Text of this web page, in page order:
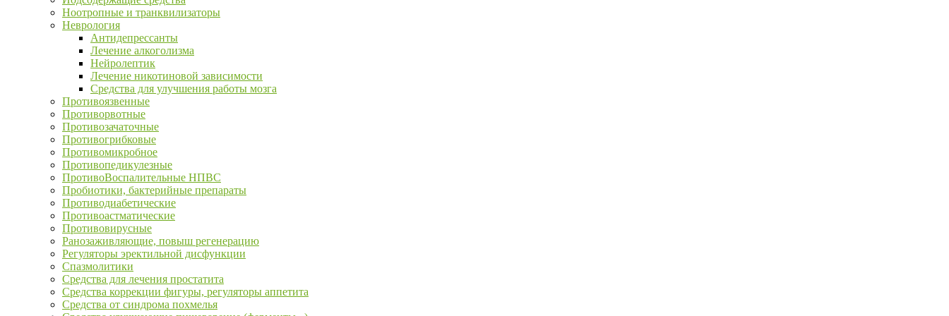
Ноотропные и транквилизаторы
Неврология
Антидепрессанты
Лечение алкоголизма
Нейролептик
Лечение никотиновой зависимости
Средства для улучшения работы мозга
Противоязвенные
Противорвотные
Противозачаточные
Противогрибковые
Противомикробное
Противопедикулезные
ПротивоВоспалительные НПВС
Пробиотики, бактерийные препараты
Противодиабетические
Противоастматические
Противовирусные
Ранозаживляющие, повыш регенерацию
Регуляторы эректильной дисфункции
Спазмолитики
Средства для лечения простатита
Средства коррекции фигуры, регуляторы аппетита
Средства от синдрома похмелья